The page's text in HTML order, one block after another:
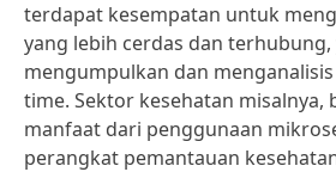
terdapat kesempatan untuk
yang lebih cerdas dan
mengumpulkan dan
time. Sektor kesehatan misalnya,
manfaat dari penggunaan
perangkat pemantauan